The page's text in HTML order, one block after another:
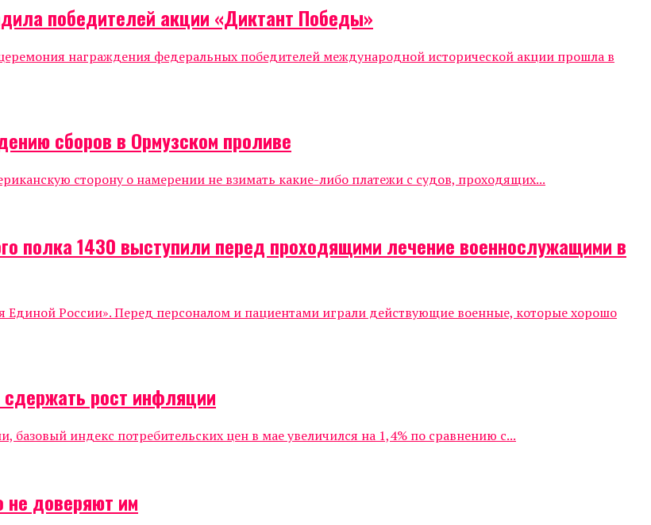
победителей акции «Диктант Победы»
награждения федеральных победителей международной исторической акции прошла в
сборов в Ормузском проливе
сторону о намерении не взимать какие-либо платежи с судов, проходящих...
полка 1430 выступили перед проходящими лечение военнослужащими в
Единой России». Перед персоналом и пациентами играли действующие военные, которые хорошо
сдержать рост инфляции
индекс потребительских цен в мае увеличился на 1,4% по сравнению с...
не доверяют им